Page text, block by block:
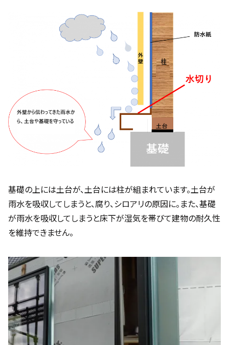
基礎の上には土台が、土台には柱が組まれています。土台が
雨水を吸収してしまうと、腐り、シロアリの原因に。また、基礎
が雨水を吸収してしまうと床下が湿気を帯びて建物の耐久性
を維持できません。